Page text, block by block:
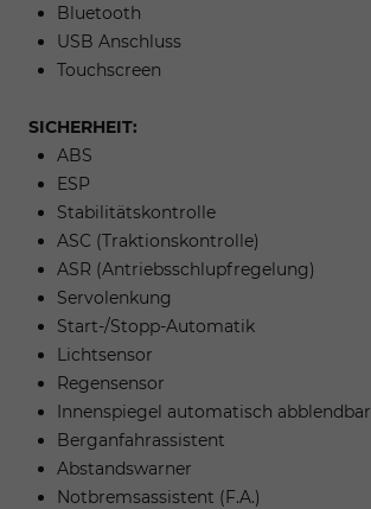
Bluetooth
USB Anschluss
Touchscreen
SICHERHEIT:
ABS
ESP
Stabilitätskontrolle
ASC (Traktionskontrolle)
ASR (Antriebsschlupfregelung)
Servolenkung
Start-/Stopp-Automatik
Lichtsensor
Regensensor
Innenspiegel automatisch abblendbar
Berganfahrassistent
Abstandswarner
Notbremsassistent (F.A.)